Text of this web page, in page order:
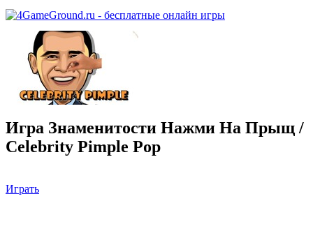
Игра Знаменитости Нажми На Прыщ /
Celebrity Pimple Pop
Играть